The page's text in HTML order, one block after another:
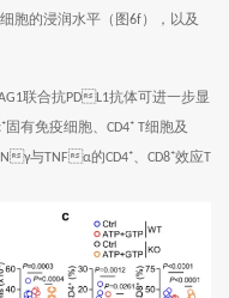
细胞的浸润水平（图6f），以及
联合抗PDL1抗体可进一步显
固有免疫细胞、 CD4⁺ T细胞及
γ与TNFα的CD4⁺ CD8⁺效应T